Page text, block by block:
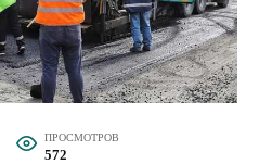
ПРОСМОТРОВ
572